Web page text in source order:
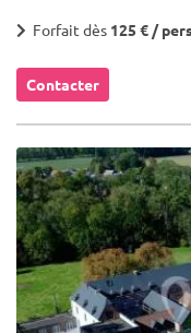
Forfait dès 125 € /
Contacter